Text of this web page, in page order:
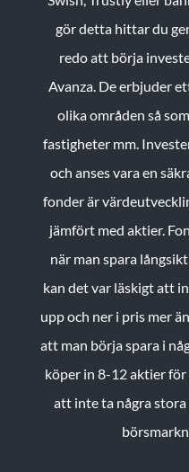
gör detta hittar du
redo att börja
Avanza. De erbjuder
olika områden så
fastigheter mm.
och anses vara en
fonder är
jämfört med aktier.
när man spara
kan det var läskigt att
upp och ner i pris mer
att man börja spara i
köper in 8-12 aktier
att inte ta några